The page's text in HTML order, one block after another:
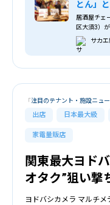
とん」
居酒屋チェ
区大須3）
サカ
出店 日本最大級
家電量販店
「注目のテナント・施設ニュ
関東最大ヨド
オタク”狙い撃
ヨドバシカメラ マルチ